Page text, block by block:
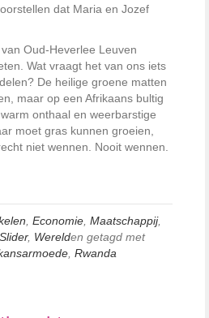
dat Maria en Jozef
Oud-Heverlee Leuven
Wat vraagt het van ons iets
De heilige groene matten
maar op een Afrikaans bultig
onthaal en weerbarstige
moet gras kunnen groeien,
niet wennen. Nooit wennen.
Economie Maatschappij,
Slider, Werelden getagd met
Rwanda